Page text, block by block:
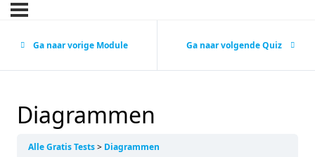
Ga naar vorige Module Ga naar volgende Quiz
Diagrammen
Alle Gratis Tests Diagrammen